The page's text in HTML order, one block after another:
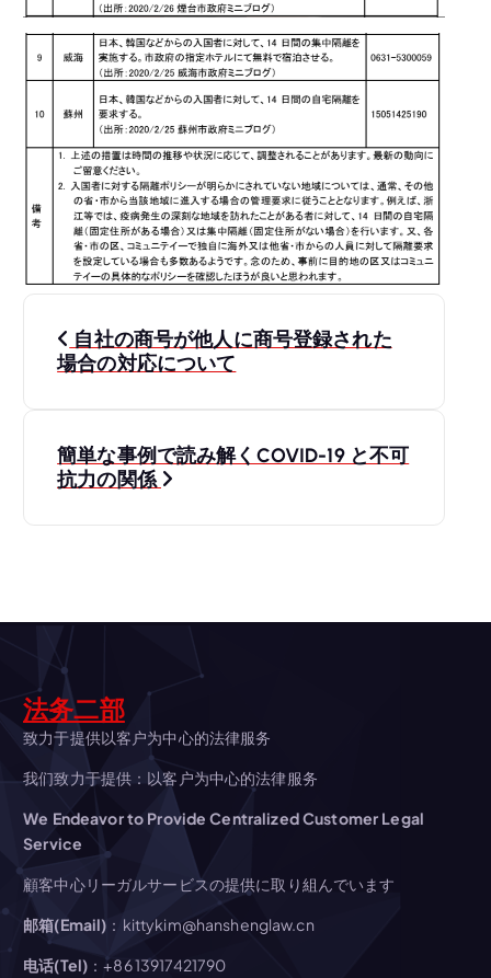
投
稿
ビ
シ
ョ
ン
自社の商号が他人に商号登録された
場合の対応について
簡単な事例で読み解くCOVID-19 と不可
抗力の関係
法务二部
致力于提供以客户为中心的法律服务
我们致力于提供：以客户为中心的法律服务
We Endeavor to Provide Centralized Customer Legal
Service
顧客中心リーガルサービスの提供に取り組んでいます
邮箱(Email) ：kittykim@hanshenglaw.cn
电话(Tel) ：+86 13917421790